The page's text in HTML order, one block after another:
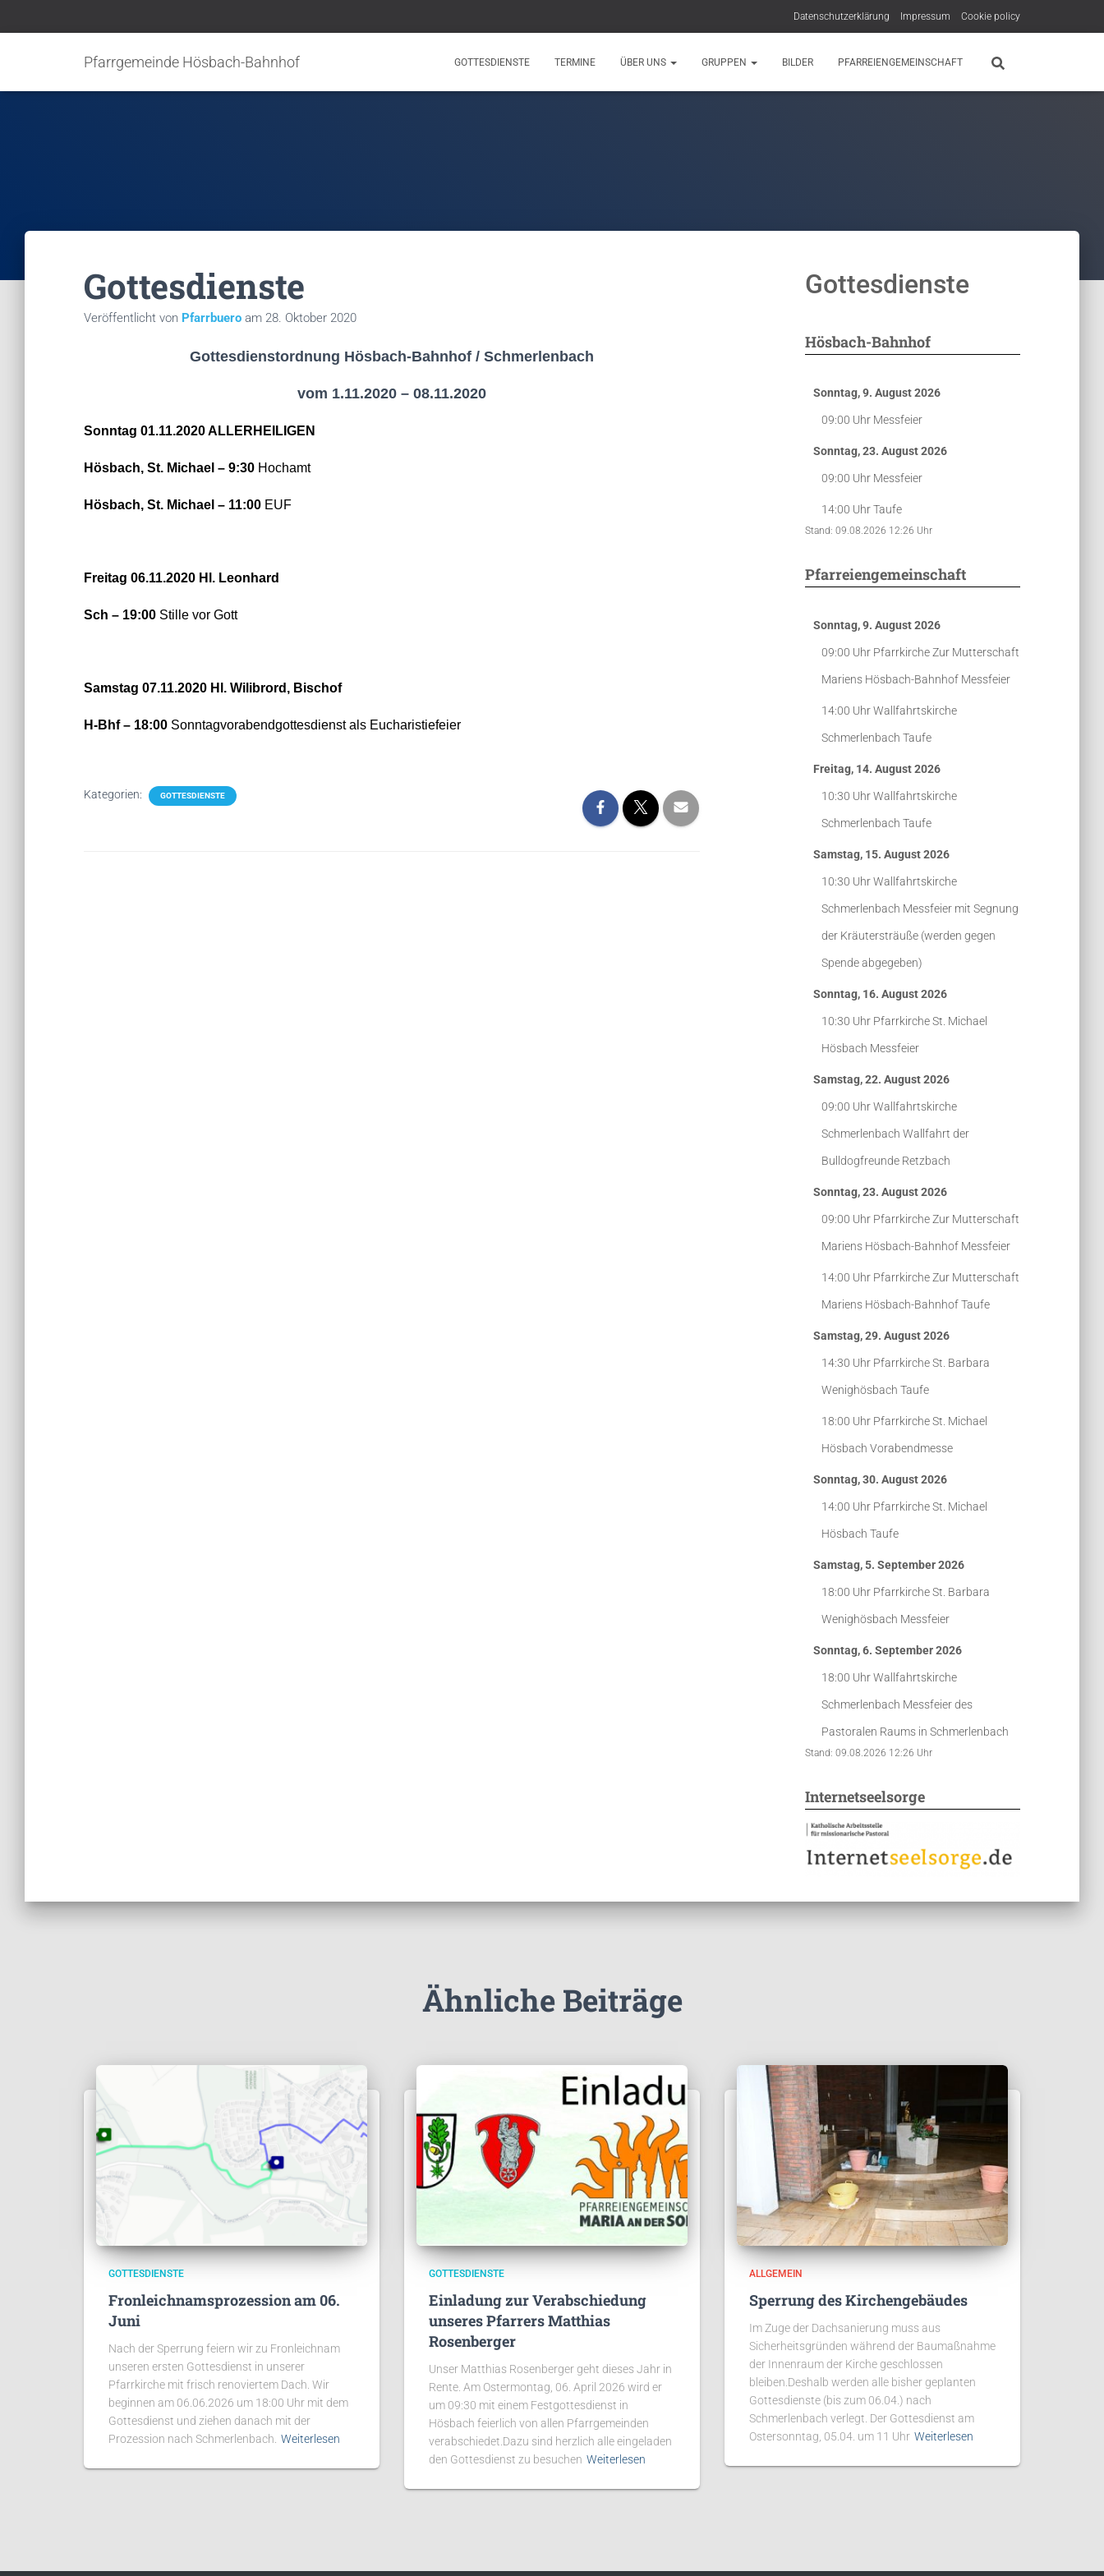
Datenschutzerklärung Impressum Cookie policy
Pfarrgemeinde Hösbach-Bahnhof GOTTESDIENSTE TERMINE ÜBER UNS GRUPPEN BILDER PFARREIENGEMEINSCHAFT
Gottesdienste
Veröffentlicht von Pfarrbuero am 28. Oktober 2020
Gottesdienstordnung Hösbach-Bahnhof / Schmerlenbach
vom 1.11.2020 – 08.11.2020
Sonntag 01.11.2020 ALLERHEILIGEN
Hösbach, St. Michael – 9:30 Hochamt
Hösbach, St. Michael – 11:00 EUF
Freitag 06.11.2020 Hl. Leonhard
Sch – 19:00 Stille vor Gott
Samstag 07.11.2020 Hl. Wilibrord, Bischof
H-Bhf – 18:00 Sonntagvorabendgottesdienst als Eucharistiefeier
Kategorien: GOTTESDIENSTE
Gottesdienste
Hösbach-Bahnhof
Sonntag, 9. August 2026
09:00 Uhr Messfeier
Sonntag, 23. August 2026
09:00 Uhr Messfeier
14:00 UhrTaufe
Stand: 09.08.2026 12:26 Uhr
Pfarreiengemeinschaft
Sonntag, 9. August 2026
09:00 Uhr Pfarrkirche Zur Mutterschaft
Mariens Hösbach-Bahnhof Messfeier
14:00 UhrWallfahrtskirche
Schmerlenbach Taufe
Freitag, 14. August 2026
10:30 UhrWallfahrtskirche
Schmerlenbach Taufe
Samstag, 15. August 2026
10:30 UhrWallfahrtskirche
Schmerlenbach Messfeier mit Segnung
der Kräutersträuße (werden gegen
Spende abgegeben)
Sonntag, 16. August 2026
10:30 Uhr Pfarrkirche St. Michael
Hösbach Messfeier
Samstag, 22. August 2026
09:00 UhrWallfahrtskirche
Schmerlenbach Wallfahrt der
Bulldogfreunde Retzbach
Sonntag, 23. August 2026
09:00 Uhr Pfarrkirche Zur Mutterschaft
Mariens Hösbach-Bahnhof Messfeier
14:00 Uhr Pfarrkirche Zur Mutterschaft
Mariens Hösbach-Bahnhof Taufe
Samstag, 29. August 2026
14:30 Uhr Pfarrkirche St. Barbara
Wenighösbach Taufe
18:00 Uhr Pfarrkirche St. Michael
Hösbach Vorabendmesse
Sonntag, 30. August 2026
14:00 Uhr Pfarrkirche St. Michael
Hösbach Taufe
Samstag, 5. September 2026
18:00 Uhr Pfarrkirche St. Barbara
Wenighösbach Messfeier
Sonntag, 6. September 2026
18:00 UhrWallfahrtskirche
Schmerlenbach Messfeier des
Pastoralen Raums in Schmerlenbach
Stand: 09.08.2026 12:26 Uhr
Internetseelsorge
Ähnliche Beiträge
GOTTESDIENSTE
Fronleichnamsprozession am 06.
Juni
Nach der Sperrung feiern wir zu Fronleichnam
unseren ersten Gottesdienst in unserer
Pfarrkirche mit frisch renoviertem Dach. Wir
beginnen am 06.06.2026 um 18:00 Uhr mit dem
Gottesdienst und ziehen danach mit der
Prozession nach Schmerlenbach. Weiterlesen
GOTTESDIENSTE
Einladung zur Verabschiedung
unseres Pfarrers Matthias
Rosenberger
Unser Matthias Rosenberger geht dieses Jahr in
Rente. Am Ostermontag, 06. April 2026 wird er
um 09:30 mit einem Festgottesdienst in
Hösbach feierlich von allen Pfarrgemeinden
verabschiedet.Dazu sind herzlich alle eingeladen
den Gottesdienst zu besuchen Weiterlesen
ALLGEMEIN
Sperrung des Kirchengebäudes
Im Zuge der Dachsanierung muss aus
Sicherheitsgründen während der Baumaßnahme
der Innenraum der Kirche geschlossen
bleiben.Deshalb werden alle bisher geplanten
Gottesdienste (bis zum 06.04.) nach
Schmerlenbach verlegt. Der Gottesdienst am
Ostersonntag, 05.04. um 11 Uhr Weiterlesen